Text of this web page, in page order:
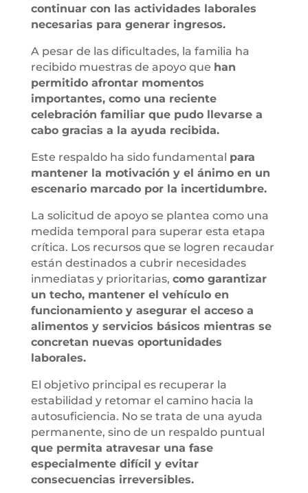
continuar con las actividades laborales
necesarias para generar ingresos.
A pesar de las dificultades, la familia ha
recibido muestras de apoyo que han
permitido afrontar momentos
importantes, como una reciente
celebración familiar que pudo llevarse a
cabo gracias a la ayuda recibida.
Este respaldo ha sido fundamental para
mantener la motivación y el ánimo en un
escenario marcado por la incertidumbre.
La solicitud de apoyo se plantea como una
medida temporal para superar esta etapa
crítica. Los recursos que se logren recaudar
están destinados a cubrir necesidades
inmediatas y prioritarias, como garantizar
un techo, mantener el vehículo en
funcionamiento y asegurar el acceso a
alimentos y servicios básicos mientras se
concretan nuevas oportunidades
laborales.
El objetivo principal es recuperar la
estabilidad y retomar el camino hacia la
autosuficiencia. No se trata de una ayuda
permanente, sino de un respaldo puntual
que permita atravesar una fase
especialmente difícil y evitar
consecuencias irreversibles.